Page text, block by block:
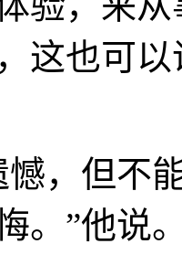
这也可
但不能
。”他说